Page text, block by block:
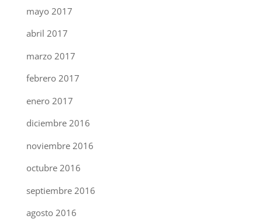
mayo 2017
abril 2017
marzo 2017
febrero 2017
enero 2017
diciembre 2016
noviembre 2016
octubre 2016
septiembre 2016
agosto 2016